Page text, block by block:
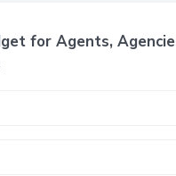
for Agents,